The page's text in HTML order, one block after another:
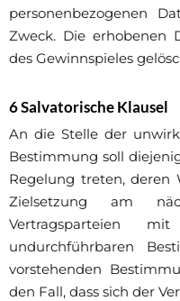
personenbezogenen
Zweck. Die erhobenen
des Gewinnspieles
6 Salvatorische Klausel
An die Stelle der
Bestimmung soll
Regelung treten, deren
Zielsetzung am
Vertragsparteien
undurchführbaren
vorstehenden
den Fall, dass sich der